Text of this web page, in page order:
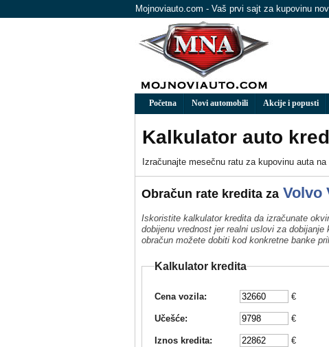
Mojnoviauto.com - Vaš prvi sajt za kupovinu
Početna Novi automobili Akcije i popusti
Kalkulator auto
Izračunaјte mesečnu ratu za kupovinu auta
Obračun rate kredita za Volvo
Iskoristite kalkulator kredita da izračunate
dobijenu vrednost jer realni uslovi za
obračun možete dobiti kod konkretne banke
Kalkulator kredita
Cena vozila: €
Učešće: €
Iznos kredita: €